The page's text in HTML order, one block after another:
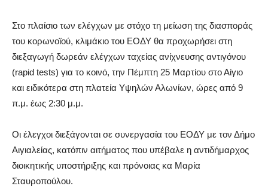
Στο πλαίσιο των ελέγχων με στόχο τη μείωση της διασποράς
του κορωνοϊού, κλιμάκιο του ΕΟΔΥ θα προχωρήσει στη
διεξαγωγή δωρεάν ελέγχων ταχείας ανίχνευσης αντιγόνου
(rapid tests) για το κοινό, την Πέμπτη 25 Μαρτίου στοΑίγιο
και ειδικότερα στη πλατεία Υψηλών Αλωνίων, ώρες από 9
π.μ. έως 2:30 μ.μ.
Οι έλεγχοι διεξάγονται σε συνεργασία του ΕΟΔΥ με τον Δήμο
Αιγιαλείας, κατόπιν αιτήματος που υπέβαλε η αντιδήμαρχος
διοικητικής υποστήριξης και πρόνοιας κα Μαρία
Σταυροπούλου.